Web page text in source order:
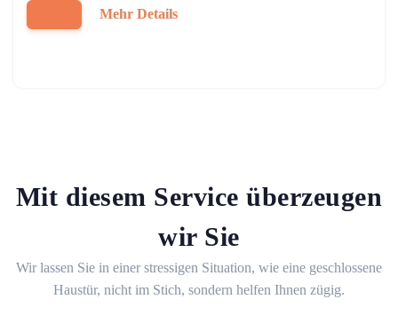
Mehr Details
Mit diesem Service überzeugen
wir Sie
Wir lassen Sie in einer stressigen Situation, wie eine geschlossene
Haustür, nicht im Stich, sondern helfen Ihnen zügig.